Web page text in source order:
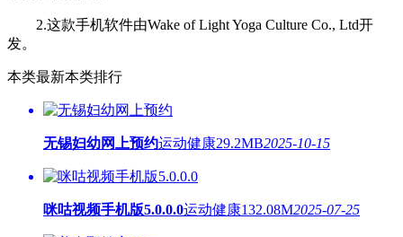
2.这款手机软件由Wake of Light Yoga Culture Co., Ltd开
发。
本类最新本类排行
无锡妇幼网上预约运动健康29.2MB2025-10-15
咪咕视频手机版5.0.0.0运动健康132.08M2025-07-25